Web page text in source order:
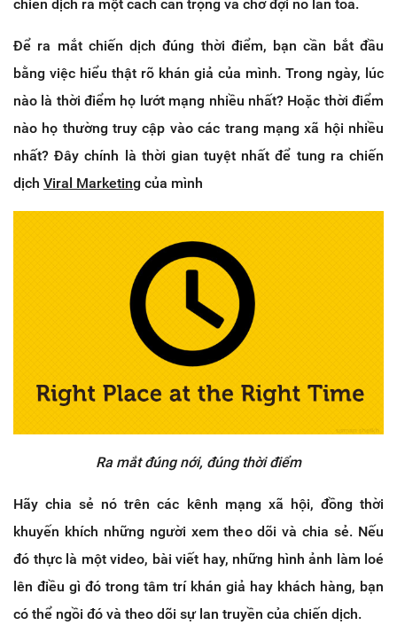
chiến dịch ra một cách cẩn trọng và chờ đợi nó lan tỏa.
Để ra mắt chiến dịch đúng thời điểm, bạn cần bắt đầu
bằng việc hiểu thật rõ khán giả của mình. Trong ngày, lúc
nào là thời điểm họ lướt mạng nhiều nhất? Hoặc thời điểm
nào họ thường truy cập vào các trang mạng xã hội nhiều
nhất? Đây chính là thời gian tuyệt nhất để tung ra chiến
dịch Viral Marketing của mình
Ra mắt đúng nới, đúng thời điểm
Hãy chia sẻ nó trên các kênh mạng xã hội, đồng thời
khuyến khích những người xem theo dõi và chia sẻ. Nếu
đó thực là một video, bài viết hay, những hình ảnh làm loé
lên điều gì đó trong tâm trí khán giả hay khách hàng, bạn
có thể ngồi đó và theo dõi sự lan truyền của chiến dịch.